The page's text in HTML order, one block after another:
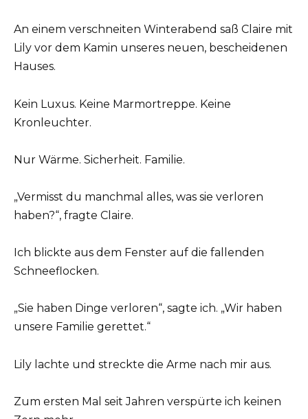
An einem verschneiten Winterabend saß Claire mit
Lily vor dem Kamin unseres neuen, bescheidenen
Hauses.
Kein Luxus. Keine Marmortreppe. Keine
Kronleuchter.
Nur Wärme. Sicherheit. Familie.
„Vermisst du manchmal alles, was sie verloren
haben?“, fragte Claire.
Ich blickte aus dem Fenster auf die fallenden
Schneeflocken.
„Sie haben Dinge verloren“, sagte ich. „Wir haben
unsere Familie gerettet.“
Lily lachte und streckte die Arme nach mir aus.
Zum ersten Mal seit Jahren verspürte ich keinen